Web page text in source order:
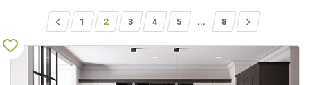
1 2 3 4 5 ... 8
>
на
условиях
Политики